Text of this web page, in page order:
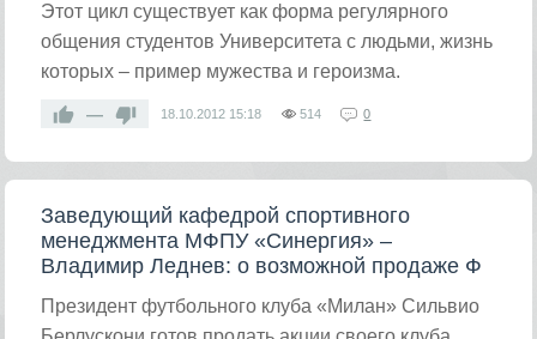
Этот цикл существует как форма регулярного
общения студентов Университета с людьми, жизнь
которых – пример мужества и героизма.
— 18.10.2012 15:18 514 0
Заведующий кафедрой спортивного
менеджмента МФПУ «Синергия» –
Владимир Леднев: о возможной продаже Ф
Президент футбольного клуба «Милан» Сильвио